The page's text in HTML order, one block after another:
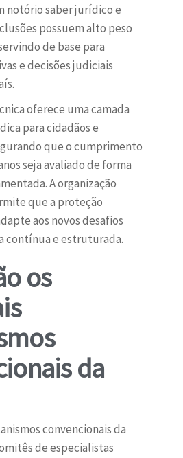
notório saber jurídico e
possuem alto peso
de base para
e decisões judiciais
oferece uma camada
para cidadãos e
que o cumprimento
seja avaliado de forma
A organização
que a proteção
aos novos desafios
contínua e estruturada.
os
da
convencionais da
de especialistas